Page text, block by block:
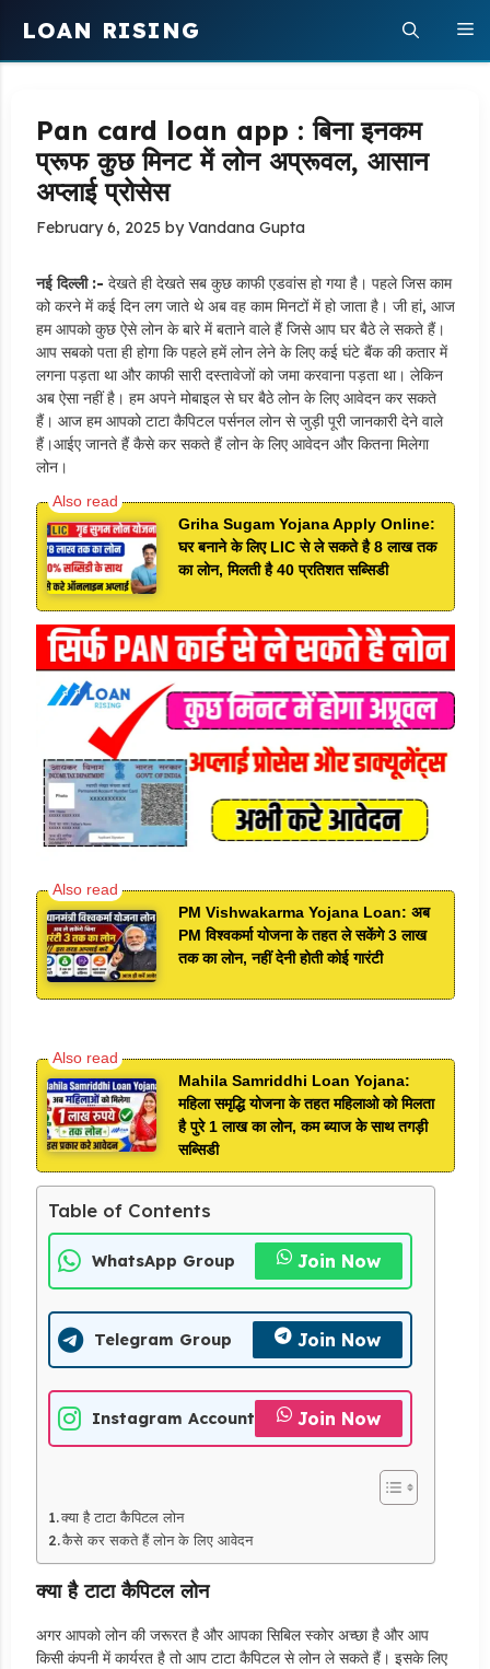
content
LOAN RISING
Pan card loan app : बिना इनकम
प्रूफ कुछ मिनट में लोन अप्रूवल, आसान
अप्लाई प्रोसेस
February 6, 2025 byVandana Gupta
नई दिल्ली :- देखते ही देखते सब कुछ काफी एडवांस हो गया है। पहले जिस काम
को करने में कई दिन लग जाते थे अब वह काम मिनटों में हो जाता है। जी हां, आज
हम आपको कुछ ऐसे लोन के बारे में बताने वाले हैं जिसे आप घर बैठे ले सकते हैं।
आप सबको पता ही होगा कि पहले हमें लोन लेने के लिए कई घंटे बैंक की कतार में
लगना पड़ता था और काफी सारी दस्तावेजों को जमा करवाना पड़ता था। लेकिन
अब ऐसा नहीं है। हम अपने मोबाइल से घर बैठे लोन के लिए आवेदन कर सकते
हैं। आज हम आपको टाटा कैपिटल पर्सनल लोन से जुड़ी पूरी जानकारी देने वाले
हैं।‌आईए जानते हैं कैसे कर सकते हैं लोन के लिए आवेदन और कितना मिलेगा
लोन।
Griha Sugam Yojana Apply Online:
घर बनाने के लिए LIC से ले सकते है 8 लाख तक
का लोन, मिलती है 40 प्रतिशत सब्सिडी
PM Vishwakarma Yojana Loan: अब
PM विश्वकर्मा योजना के तहत ले सकेंगे 3 लाख
तक का लोन, नहीं देनी होती कोई गारंटी
Mahila Samriddhi Loan Yojana:
महिला समृद्धि योजना के तहत महिलाओ को मिलता
है पुरे 1 लाख का लोन, कम ब्याज के साथ तगड़ी
सब्सिडी
Table of Contents
WhatsApp Group Join Now
Telegram Group Join Now
Instagram Account Join Now
क्या है टाटा कैपिटल लोन
कैसे कर सकते हैं लोन के लिए आवेदन
क्या है टाटा कैपिटल लोन
अगर आपको लोन की जरूरत है और आपका सिबिल स्कोर अच्छा है और आप
किसी कंपनी में कार्यरत है तो आप टाटा कैपिटल से लोन ले सकते हैं। इसके लिए